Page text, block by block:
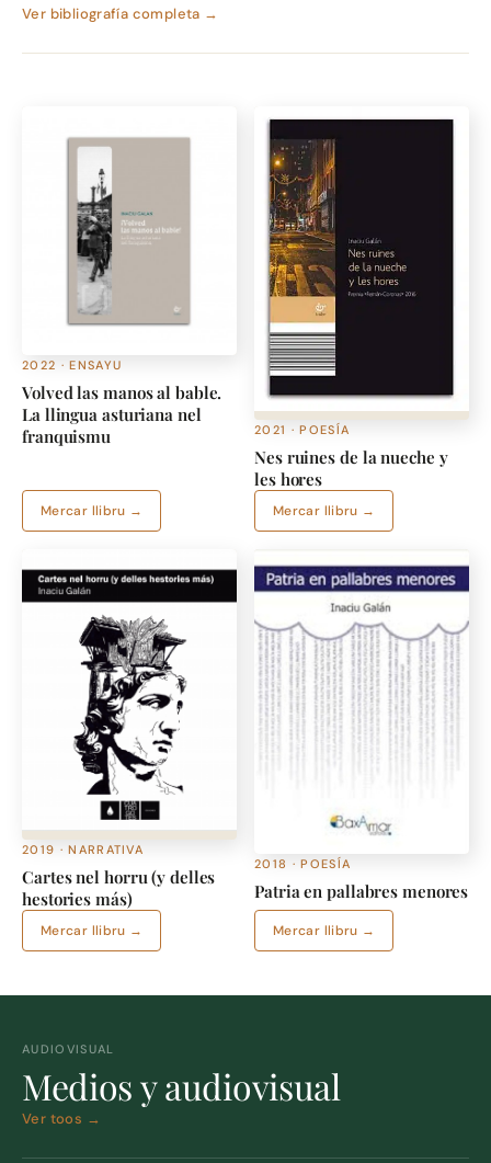
Ver bibliografía completa →
2022 · ENSAYU
Volved las manos al bable.
La llingua asturiana nel
franquismu
Mercar llibru →
2021 · POESÍA
Nes ruines de la nueche y
les hores
Mercar llibru →
2019 · NARRATIVA
Cartes nel horru (y delles
hestories más)
Mercar llibru →
2018 · POESÍA
Patria en pallabres menores
Mercar llibru →
AUDIOVISUAL
Medios y audiovisual
Ver toos →